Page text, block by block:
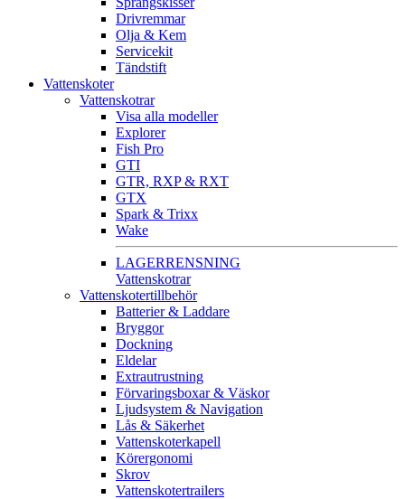
Drivremmar
Olja & Kem
Servicekit
Tändstift
Vattenskoter
Vattenskotrar
Visa alla modeller
Explorer
Fish Pro
GTI
GTR, RXP & RXT
GTX
Spark & Trixx
Wake
LAGERRENSNING
Vattenskotrar
Vattenskotertillbehör
Batterier & Laddare
Bryggor
Dockning
Eldelar
Extrautrustning
Förvaringsboxar & Väskor
Ljudsystem & Navigation
Lås & Säkerhet
Vattenskoterkapell
Körergonomi
Skrov
Vattenskotertrailers